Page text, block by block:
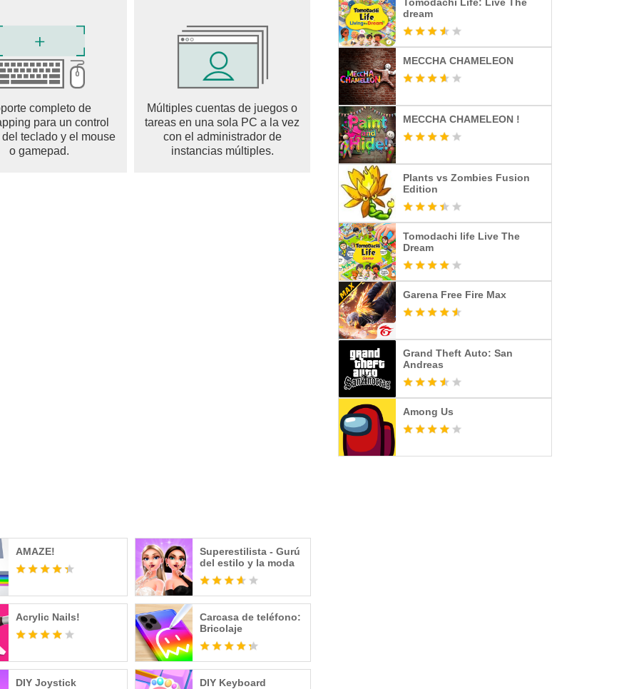
completo de
para un control
teclado y el mouse
o gamepad.
Múltiples cuentas de juegos o
tareas en una sola PC a la vez
con el administrador de
instancias múltiples.
AMAZE!
Superestilista - Gurú
del estilo y la moda
Acrylic Nails!
Carcasa de teléfono:
Bricolaje
DIY Joystick DIY Keyboard
dream
MECCHA CHAMELEON
MECCHA CHAMELEON !
Plants vs Zombies Fusion
Edition
Tomodachi life Live The
Dream
Garena Free Fire Max
Grand Theft Auto: San
Andreas
Among Us